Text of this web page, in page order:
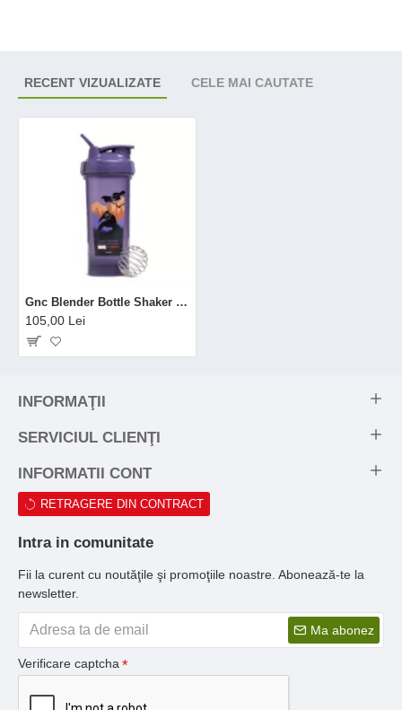
RECENT VIZUALIZATE CELE MAI CAUTATE
Gnc Blender Bottle Shaker Clasic Black Panther Edition, 828 Ml
105,00 Lei
INFORMAŢII
SERVICIUL CLIENŢI
INFORMATII CONT
RETRAGERE DIN CONTRACT
Intra in comunitate
Fii la curent cu noutăţile şi promoţiile noastre. Abonează-te la
newsletter.
Ma abonez
Verificare captcha